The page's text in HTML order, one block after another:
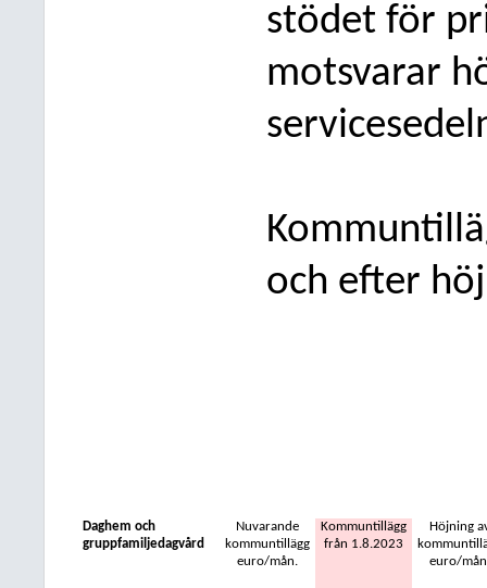
stödet för
motsvarar
och efter
Daghem och
gruppfamiljedagvård
Nuvarande
kommuntillägg
euro/mån.
Kommuntillägg
från 1.8.2023
Höjning
euro/